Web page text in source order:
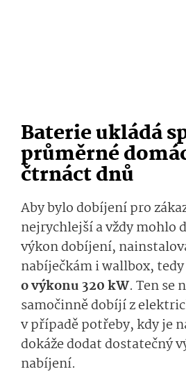
Baterie ukládá
průměrné
čtrnáct dnů
Aby bylo dobíjení pro
nejrychlejší a vždy mohlo
výkon dobíjení,
nabíječkám i wallbox,
o výkonu 320 kW. Ten se
samočinně dobíjí z
v případě potřeby, kdy je
dokáže dodat dostatečný
nabíjení.